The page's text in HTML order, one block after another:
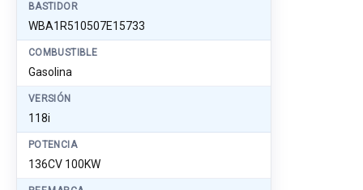
BASTIDOR
WBA1R510507E15733
COMBUSTIBLE
Gasolina
VERSIÓN
118i
POTENCIA
136CV 100KW